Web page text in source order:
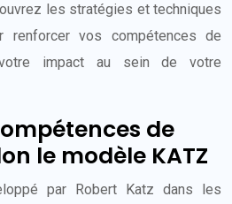
les stratégies et techniques
renforcer vos compétences de
impact au sein de votre
de
le modèle KATZ
par Robert Katz dans les